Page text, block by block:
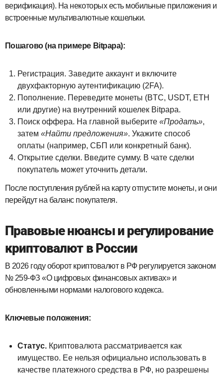
верификация). На некоторых есть мобильные приложения и
встроенные мультивалютные кошельки.
Пошагово (на примере Bitpapa):
Регистрация. Заведите аккаунт и включите
двухфакторную аутентификацию (2FA).
Пополнение. Переведите монеты (BTC, USDT, ETH
или другие) на внутренний кошелек Bitpapa.
Поиск оффера. На главной выберите«Продать»,
затем«Найти предложения». Укажите способ
оплаты (например, СБП или конкретный банк).
Открытие сделки. Введите сумму. В чате сделки
покупатель может уточнить детали.
После поступления рублей на карту отпустите монеты, и они
перейдут на баланс покупателя.
Правовые нюансы и регулирование
криптовалют в России
В 2026 году оборот криптовалют в РФ регулируется законом
№ 259‑ФЗ «О цифровых финансовых активах» и
обновленными нормами налогового кодекса.
Ключевые положения:
Статус. Криптовалюта рассматривается как
имущество. Ее нельзя официально использовать в
качестве платежного средства в РФ, но разрешены